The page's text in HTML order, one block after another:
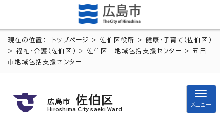
現在の位置： トップページ >佐伯区役所 >健康・子育て（佐伯区）
>福祉・介護（佐伯区） >佐伯区 地域包括支援センター > 五日
市地域包括支援センター
広島市 佐伯区
Hiroshima City saeki Ward
メニュー